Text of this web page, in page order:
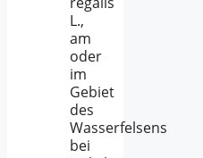
L.,
am
oder
im
Gebiet
des
Wasserfelsens
bei